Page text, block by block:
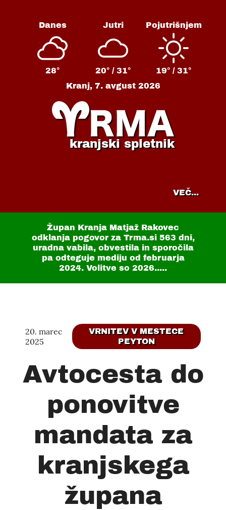
Danes
28°
Jutri
20° / 31°
Pojutrišnjem
19° / 31°
Kranj, 7. avgust 2026
kranjski spletnik
VEČ...
Župan Kranja Matjaž Rakovec
odklanja pogovor za Trma.si 563 dni,
uradna vabila, obvestila in sporočila
pa odteguje mediju od februarja
2024. Volitve so 2026.....
20. marec
2025
VRNITEV V MESTECE
PEYTON
Avtocesta do
ponovitve
mandata za
kranjskega
župana